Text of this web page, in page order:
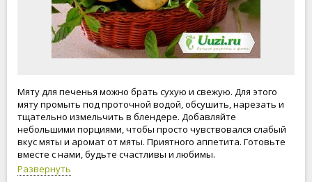
Мяту для печенья можно брать сухую и свежую. Для этого
мяту промыть под проточной водой, обсушить, нарезать и
тщательно измельчить в блендере. Добавляйте
небольшими порциями, чтобы просто чувствовался слабый
вкус мяты и аромат от мяты. Приятного аппетита. Готовьте
вместе с нами, будьте счастливы и любимы.
Развернуть